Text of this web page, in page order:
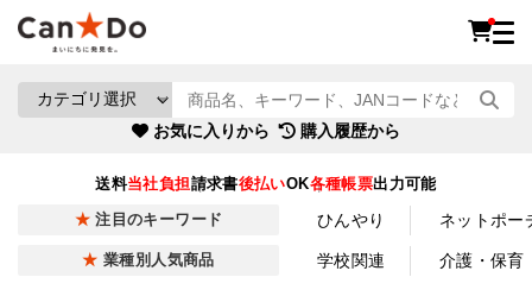
お気に入りから 購入履歴から
送料当社負担請求書後払いOK各種帳票出力可能
注目のキーワード ひんやり ネットポー
業種別人気商品 学校関連 介護・保育